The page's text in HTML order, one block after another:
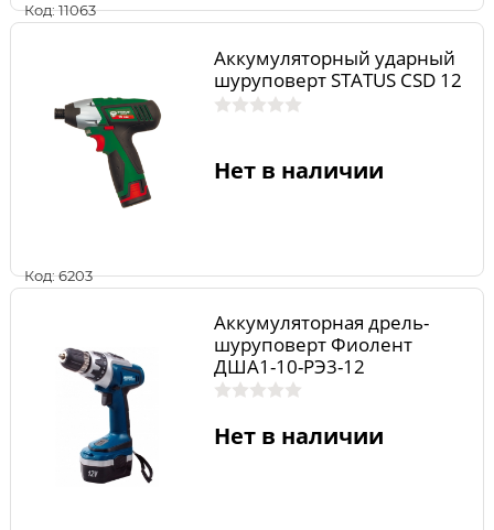
Код: 11063
Код: 6203
Аккумуляторный ударный
шуруповерт STATUS CSD 12
Нет в наличии
Аккумуляторная дрель-
шуруповерт Фиолент
ДША1-10-РЭ3-12
Нет в наличии